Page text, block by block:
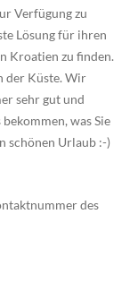
Verfügung zu
Lösung für ihren
Kroatien zu finden.
der Küste. Wir
sehr gut und
was Sie
schönen Urlaub :-)
des